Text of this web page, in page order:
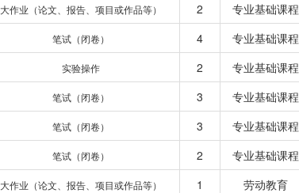
大作业（论文、报告、项目或作品等） 2
专业基础课程
笔试（闭卷） 4
专业基础课程
实验操作 2
专业基础课程
笔试（闭卷） 3
专业基础课程
笔试（闭卷） 3
专业基础课程
笔试（闭卷） 2
专业基础课程
大作业（论文、报告、项目或作品等） 1
劳动教育